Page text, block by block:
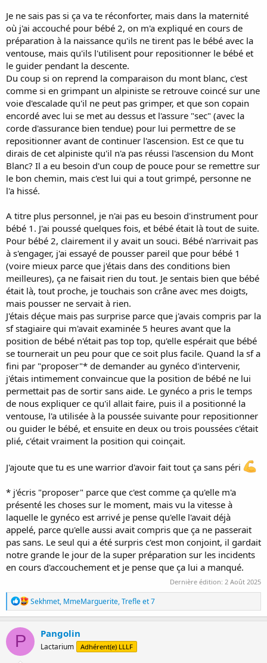
Je ne sais pas si ça va te réconforter, mais dans la maternité
où j'ai accouché pour bébé 2, on m'a expliqué en cours de
préparation à la naissance qu'ils ne tirent pas le bébé avec la
ventouse, mais qu'ils l'utilisent pour repositionner le bébé et
le guider pendant la descente.
Du coup si on reprend la comparaison du mont blanc, c'est
comme si en grimpant un alpiniste se retrouve coincé sur une
voie d'escalade qu'il ne peut pas grimper, et que son copain
encordé avec lui se met au dessus et l'assure "sec" (avec la
corde d'assurance bien tendue) pour lui permettre de se
repositionner avant de continuer l'ascension. Est ce que tu
dirais de cet alpiniste qu'il n'a pas réussi l'ascension du Mont
Blanc? Il a eu besoin d'un coup de pouce pour se remettre sur
le bon chemin, mais c'est lui qui a tout grimpé, personne ne
l'a hissé.
A titre plus personnel, je n'ai pas eu besoin d'instrument pour
bébé 1. J'ai poussé quelques fois, et bébé était là tout de suite.
Pour bébé 2, clairement il y avait un souci. Bébé n'arrivait pas
à s'engager, j'ai essayé de pousser pareil que pour bébé 1
(voire mieux parce que j'étais dans des conditions bien
meilleures), ça ne faisait rien du tout. Je sentais bien que bébé
était là, tout proche, je touchais son crâne avec mes doigts,
mais pousser ne servait à rien.
J'étais déçue mais pas surprise parce que j'avais compris par la
sf stagiaire qui m'avait examinée 5 heures avant que la
position de bébé n'était pas top top, qu'elle espérait que bébé
se tournerait un peu pour que ce soit plus facile. Quand la sf a
fini par "proposer"* de demander au gynéco d'intervenir,
j'étais intimement convaincue que la position de bébé ne lui
permettait pas de sortir sans aide. Le gynéco a pris le temps
de nous expliquer ce qu'il allait faire, puis il a positionné la
ventouse, l'a utilisée à la poussée suivante pour repositionner
ou guider le bébé, et ensuite en deux ou trois poussées c'était
plié, c'était vraiment la position qui coinçait.
J'ajoute que tu es une warrior d'avoir fait tout ça sans péri
* j'écris "proposer" parce que c'est comme ça qu'elle m'a
présenté les choses sur le moment, mais vu la vitesse à
laquelle le gynéco est arrivé je pense qu'elle l'avait déjà
appelé, parce qu'elle aussi avait compris que ça ne passerait
pas sans. Le seul qui a été surpris c'est mon conjoint, il gardait
notre grande le jour de la super préparation sur les incidents
en cours d'accouchement et je pense que ça lui a manqué.
Dernière édition: 2 Août 2025
R
é
a
c
Sekhmet, MmeMarguerite,Trefleet 7
P Pangolin
Lactarium Adhérent(e) LLLF